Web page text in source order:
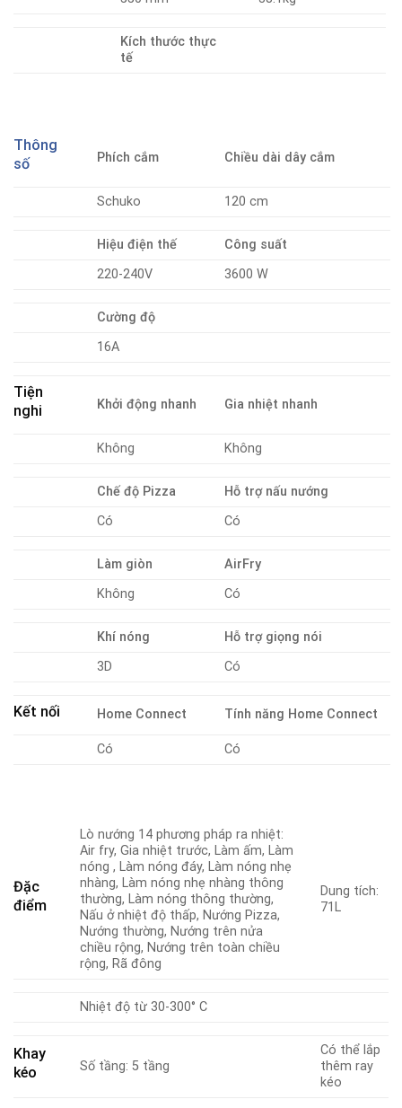
Kích thước thực
tế
Thông
số
Phích cắm Chiều dài dây cắm
Schuko 120 cm
Hiệu điện thế
Công suất
220-240V
3600 W
Cường độ
16A
Tiện
nghi
Khởi động nhanh Gia nhiệt nhanh
Không Không
Chế độ Pizza
Hỗ trợ nấu nướng
Có
Có
Làm giòn
AirFry
Không
Có
Khí nóng
Hỗ trợ giọng nói
3D
Có
Kết nối Home Connect Tính năng Home Connect
Có Có
Đặc
điểm
Lò nướng 14 phương pháp ra nhiệt:
Air fry, Gia nhiệt trước, Làm ấm, Làm
nóng , Làm nóng đáy, Làm nóng nhẹ
nhàng, Làm nóng nhẹ nhàng thông
thường, Làm nóng thông thường,
Nấu ở nhiệt độ thấp, Nướng Pizza,
Nướng thường, Nướng trên nửa
chiều rộng, Nướng trên toàn chiều
rộng, Rã đông
Dung tích:
71L
Nhiệt độ từ 30-300° C
Khay
kéo
Số tầng: 5 tầng
Có thể lắp
thêm ray
kéo